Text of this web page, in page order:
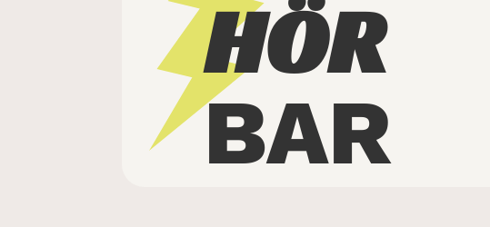
HÖR
BAR